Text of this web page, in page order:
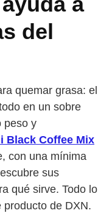
del
quemar grasa: el
en un sobre
peso y
Black Coffee Mix
con una mínima
sus
qué sirve. Todo lo
de DXN.